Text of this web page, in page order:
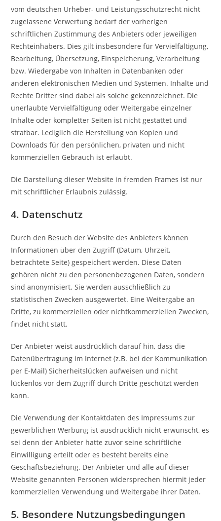
vom deutschen Urheber- und Leistungsschutzrecht nicht
zugelassene Verwertung bedarf der vorherigen
schriftlichen Zustimmung des Anbieters oder jeweiligen
Rechteinhabers. Dies gilt insbesondere für Vervielfältigung,
Bearbeitung, Übersetzung, Einspeicherung, Verarbeitung
bzw. Wiedergabe von Inhalten in Datenbanken oder
anderen elektronischen Medien und Systemen. Inhalte und
Rechte Dritter sind dabei als solche gekennzeichnet. Die
unerlaubte Vervielfältigung oder Weitergabe einzelner
Inhalte oder kompletter Seiten ist nicht gestattet und
strafbar. Lediglich die Herstellung von Kopien und
Downloads für den persönlichen, privaten und nicht
kommerziellen Gebrauch ist erlaubt.
Die Darstellung dieser Website in fremden Frames ist nur
mit schriftlicher Erlaubnis zulässig.
4. Datenschutz
Durch den Besuch der Website des Anbieters können
Informationen über den Zugriff (Datum, Uhrzeit,
betrachtete Seite) gespeichert werden. Diese Daten
gehören nicht zu den personenbezogenen Daten, sondern
sind anonymisiert. Sie werden ausschließlich zu
statistischen Zwecken ausgewertet. Eine Weitergabe an
Dritte, zu kommerziellen oder nichtkommerziellen Zwecken,
findet nicht statt.
Der Anbieter weist ausdrücklich darauf hin, dass die
Datenübertragung im Internet (z.B. bei der Kommunikation
per E-Mail) Sicherheitslücken aufweisen und nicht
lückenlos vor dem Zugriff durch Dritte geschützt werden
kann.
Die Verwendung der Kontaktdaten des Impressums zur
gewerblichen Werbung ist ausdrücklich nicht erwünscht, es
sei denn der Anbieter hatte zuvor seine schriftliche
Einwilligung erteilt oder es besteht bereits eine
Geschäftsbeziehung. Der Anbieter und alle auf dieser
Website genannten Personen widersprechen hiermit jeder
kommerziellen Verwendung und Weitergabe ihrer Daten.
5. Besondere Nutzungsbedingungen